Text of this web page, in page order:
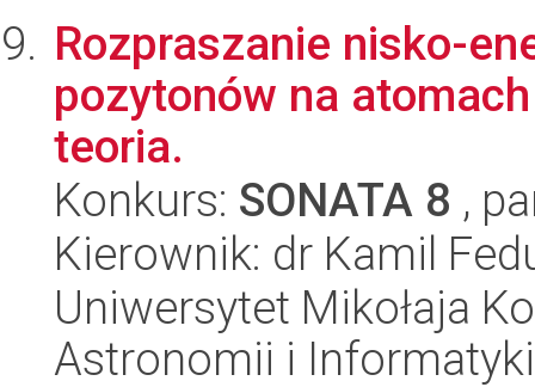
Rozpraszanie nisko-
pozytonów na
teoria.
Konkurs: SONATA 8 ,
Kierownik: dr Kamil
Uniwersytet Mikołaja
Astronomii i